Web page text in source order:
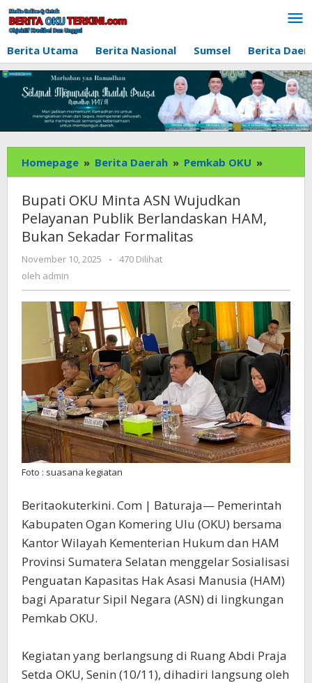
Lewati
ke
konten
Berita Utama
Berita Nasional Sumsel Berita
Homepage » Berita Daerah » Pemkab OKU »
OKU
Bukan
Sekadar
Bupati OKU Minta ASN Wujudkan
Pelayanan Publik Berlandaskan HAM,
Bukan Sekadar Formalitas
November 10, 2025
oleh
-
470 Dilihat
oleh admin
Foto : suasana kegiatan
Beritaokuterkini. Com | Baturaja— Pemerintah
Kabupaten Ogan Komering Ulu (OKU) bersama
Kantor Wilayah Kementerian Hukum dan HAM
Provinsi Sumatera Selatan menggelar Sosialisasi
Penguatan Kapasitas Hak Asasi Manusia (HAM)
bagi Aparatur Sipil Negara (ASN) di lingkungan
Pemkab OKU.
Kegiatan yang berlangsung di Ruang Abdi Praja
Setda OKU, Senin (10/11), dihadiri langsung oleh